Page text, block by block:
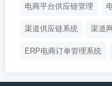
电商平台供应链管理
渠道供应链系统 渠道
ERP电商订单管理系统